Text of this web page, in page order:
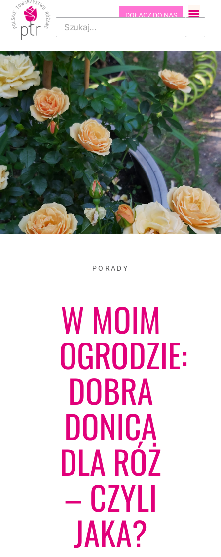
DOŁĄCZ DO NAS
PORADY
W MOIM
OGRODZIE:
DOBRA
DONICA
DLA RÓŻ
– CZYLI
JAKA?